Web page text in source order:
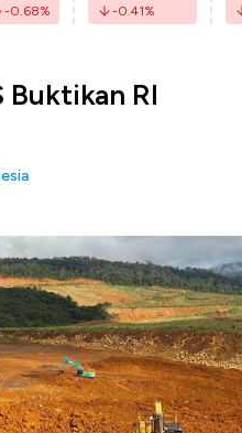
-0.68% -0.41%
Buktikan RI